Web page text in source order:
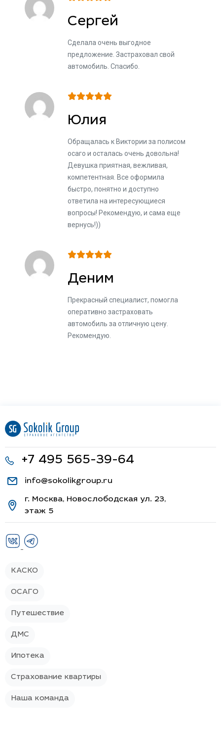
Сергей
Сделала очень выгодное
предложение. Застраховал свой
автомобиль. Спасибо.
Юлия
Обращалась к Виктории за полисом
осаго и осталась очень довольна!
Девушка приятная, вежливая,
компетентная. Все оформила
быстро, понятно и доступно
ответила на интересующиеся
вопросы! Рекомендую, и сама еще
вернусь!))
Деним
Прекрасный специалист, помогла
оперативно застраховать
автомобиль за отличную цену.
Рекомендую.
+7 495 565-39-64
info@sokolikgroup.ru
г. Москва, Новослободская ул. 23,
этаж 5
КАСКО
ОСАГО
Путешествие
ДМС
Ипотека
Страхование квартиры
Наша команда